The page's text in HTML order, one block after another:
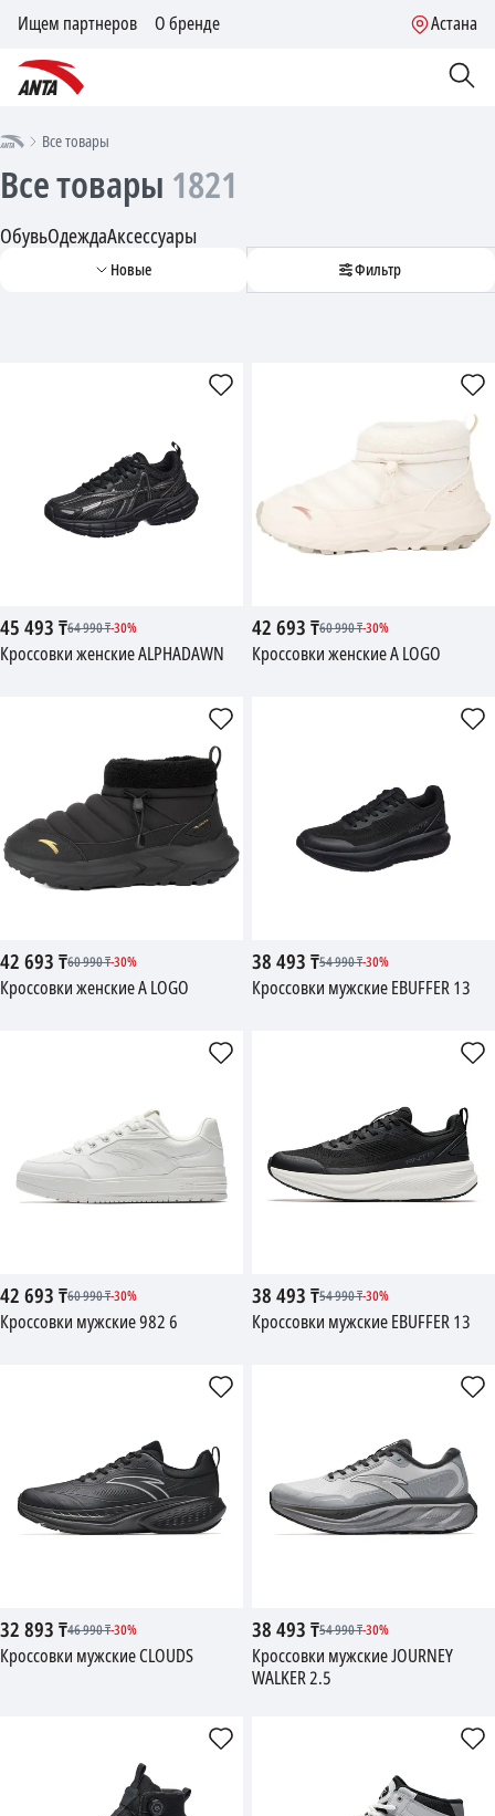
Ищем партнеров О бренде Астана
Все товары
Все товары 1821
ОбувьОдеждаАксессуары
Новые Фильтр
45 493₸64 990₸-30%
Кроссовки женские ALPHADAWN
42 693₸60 990₸-30%
Кроссовки женские A LOGO
42 693₸60 990₸-30%
Кроссовки женские A LOGO
38 493₸54 990₸-30%
Кроссовки мужские EBUFFER 13
42 693₸60 990₸-30%
Кроссовки мужские 982 6
38 493₸54 990₸-30%
Кроссовки мужские EBUFFER 13
32 893₸46 990₸-30%
Кроссовки мужские CLOUDS
38 493₸54 990₸-30%
Кроссовки мужские JOURNEY
WALKER 2.5